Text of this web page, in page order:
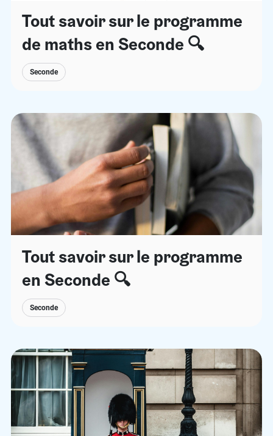
Tout savoir sur le programme
de maths en Seconde 🔍
Seconde
Tout savoir sur le programme
en Seconde 🔍
Seconde